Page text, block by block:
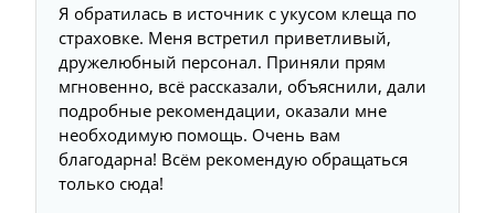
Я обратилась в источник с укусом клеща по
страховке. Меня встретил приветливый,
дружелюбный персонал. Приняли прям
мгновенно, всё рассказали, объяснили, дали
подробные рекомендации, оказали мне
необходимую помощь. Очень вам
благодарна! Всём рекомендую обращаться
только сюда!